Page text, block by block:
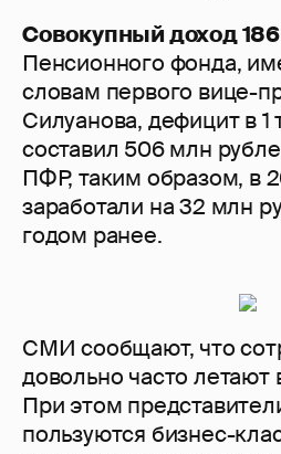
Совокупный доход
Пенсионного фонда,
словам первого вице-
Силуанова, дефицит в 1
составил 506 млн
ПФР, таким образом, в
заработали на 32 млн
годом ранее.
СМИ сообщают, что
довольно часто летают
При этом
пользуются бизнес-